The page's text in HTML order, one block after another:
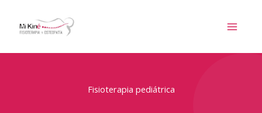
contenido
Fisioterapia pediátrica